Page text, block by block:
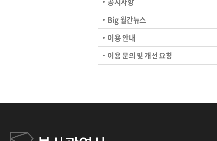
Big 월간뉴스
이용 안내
이용 문의 및 개선 요청